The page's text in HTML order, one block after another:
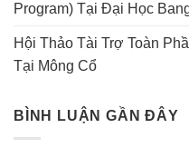
Program) Tại Đại Học
Hội Thảo Tài Trợ Toàn
Tại Mông Cổ
BÌNH LUẬN GẦN ĐÂY